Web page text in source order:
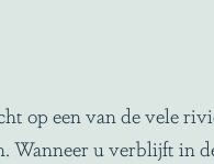
een van de vele
Wanneer u verblijft in